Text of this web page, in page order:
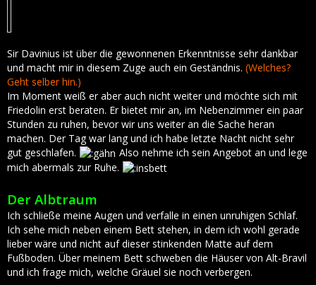
Sir Davinius ist über die gewonnenen Erkenntnisse sehr dankbar
und macht mir in diesem Zuge auch ein Geständnis. (Welches?
Geht selber hin.)
Im Moment weiß er aber auch nicht weiter und möchte sich mit
Friedolin erst beraten. Er bietet mir an, im Nebenzimmer ein paar
Stunden zu ruhen, bevor wir uns weiter an die Sache heran
machen. Der Tag war lang und ich habe letzte Nacht nicht sehr
gut geschlafen.
Also nehme ich sein Angebot an und lege
mich abermals zur Ruhe.
Der Albtraum
Ich schließe meine Augen und verfalle in einen unruhigen Schlaf.
Ich sehe mich neben einem Bett stehen, in dem ich wohl gerade
lieber wäre und nicht auf dieser stinkenden Matte auf dem
Fußboden. Über meinem Bett schweben die Häuser von Alt-Bravil
und ich frage mich, welche Gräuel sie noch verbergen.